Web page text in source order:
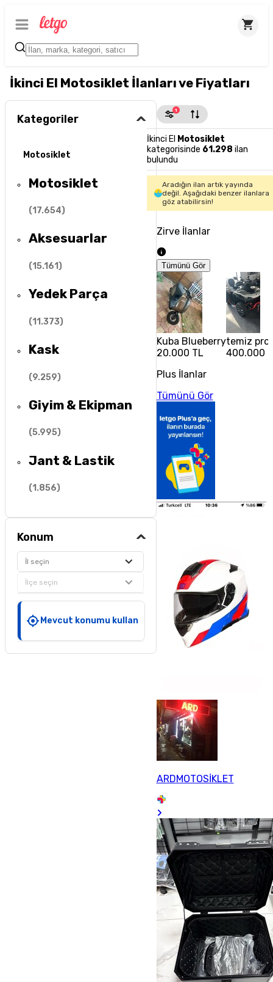
İkinci El Motosiklet İlanları ve Fiyatları
Kategoriler
Motosiklet
Motosiklet
(17.654)
Aksesuarlar
(15.161)
Yedek Parça
(11.373)
Kask
(9.259)
Giyim & Ekipman
(5.995)
Jant & Lastik
(1.856)
Konum
İl seçin
İlçe seçin
Mevcut konumu kullan
1
İkinci El Motosiklet
kategorisinde 61.298 ilan
bulundu
Aradığın ilan artık yayında
değil. Aşağıdaki benzer ilanlara
göz atabilirsin!
Zirve İlanlar
Tümünü Gör
Kuba Blueberry
20.000 TL
temiz
400.000
Plus İlanlar
Tümünü Gör
ARDMOTOSİKLET